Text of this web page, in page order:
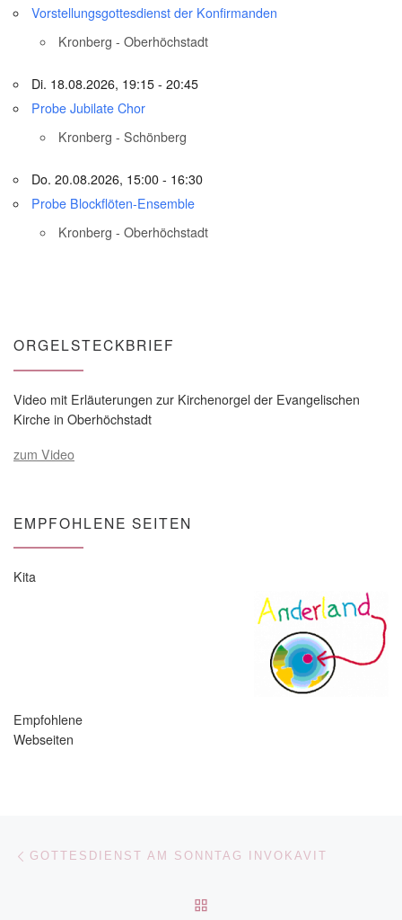
Vorstellungsgottesdienst der Konfirmanden
Kronberg - Oberhöchstadt
Di. 18.08.2026, 19:15 - 20:45
Probe Jubilate Chor
Kronberg - Schönberg
Do. 20.08.2026, 15:00 - 16:30
Probe Blockflöten-Ensemble
Kronberg - Oberhöchstadt
ORGELSTECKBRIEF
Video mit Erläuterungen zur Kirchenorgel der Evangelischen
Kirche in Oberhöchstadt
zum Video
EMPFOHLENE SEITEN
Kita
Empfohlene
Webseiten
Beitragsnavigation
GOTTESDIENST AM SONNTAG INVOKAVIT